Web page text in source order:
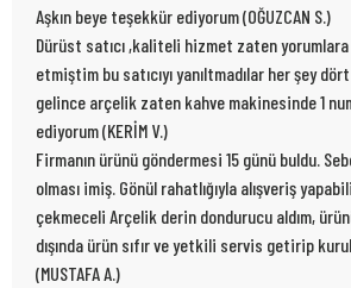
Aşkın beye teşekkür ediyorum (OĞUZCAN S.)
Dürüst satıcı ,kaliteli hizmet zaten
etmiştim bu satıcıyı yanıltmadılar her şey
gelince arçelik zaten kahve makinesinde 1
ediyorum (KERİM V.)
Firmanın ürünü göndermesi 15 günü buldu.
olması imiş. Gönül rahatlığıyla alışveriş
çekmeceli Arçelik derin dondurucu aldım,
dışında ürün sıfır ve yetkili servis getirip
(MUSTAFA A.)